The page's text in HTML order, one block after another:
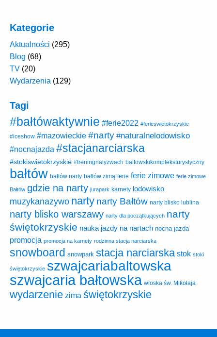
Kategorie
Aktualności (295)
Blog (68)
TV (20)
Wydarzenia (129)
Tagi
#bałtówaktywnie #ferie2022 #ferieswietokrzyskie
#iceshow #mazowieckie #narty #naturalnelodowisko
#nocnajazda #stacjanarciarska
#stokiswietokrzyskie #treningnalyzwach baltowskikompleksturystyczny
bałtów bałtów narty bałtów zimą ferie ferie zimowe ferie zimowe
Bałtów gdzie na narty jurapark karnety lodowisko
muzykanazywo narty narty Bałtów narty blisko lublina
narty blisko warszawy narty dla początkujących narty
świętokrzyskie nauka jazdy na nartach nocna jazda
promocja promocja na karnety rodzinna stacja narciarska
snowboard snowpark stacja narciarska stok stoki
świętokrzyskie szwajcariabaltowska
szwajcaria bałtowska wioska św. Mikołaja
wydarzenie zima świętokrzyskie